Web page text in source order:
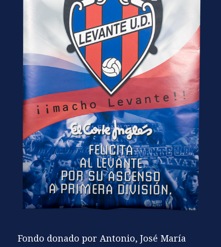
Fondo donado por Antonio, José María